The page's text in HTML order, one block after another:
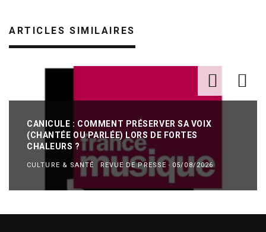
ARTICLES SIMILAIRES
CANICULE : COMMENT PRÉSERVER SA VOIX
(CHANTÉE OU PARLÉE) LORS DE FORTES
CHALEURS ?
CULTURE & SANTÉ REVUE DE PRESSE · 05/08/2026